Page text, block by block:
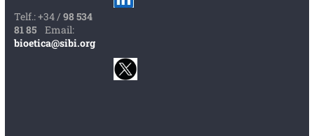
Telf.: +34 / 98 534
81 85
Email:
bioetica@sibi.org